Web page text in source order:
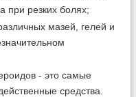
при резких болях;
мазей, гелей и
- это самые
средства.